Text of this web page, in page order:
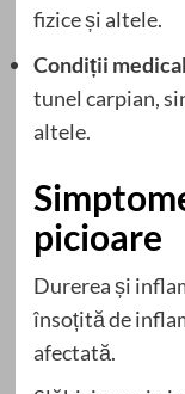
fizice și altele.
Condiții
tunel carpian,
altele.
picioare
Durerea și
însoțită de
afectată.